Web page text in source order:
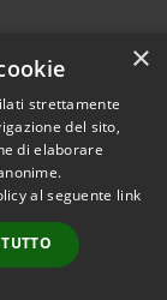
• Comune di
• Powered by
•
Accesso
×
strettamente
del sito,
di elaborare
al seguente link